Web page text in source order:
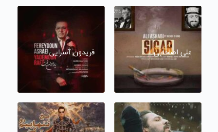
علی اصحابی فریدون آسرایی